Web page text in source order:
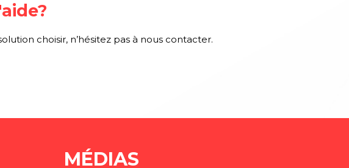
choisir, n’hésitez pas à nous contacter.
MÉDIAS